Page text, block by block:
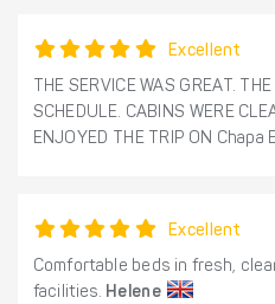
Excellent
THE SERVICE WAS GREAT.
SCHEDULE. CABINS WERE
ENJOYED THE TRIP ON Chapa
Excellent
Comfortable beds in fresh,
facilities. Helene